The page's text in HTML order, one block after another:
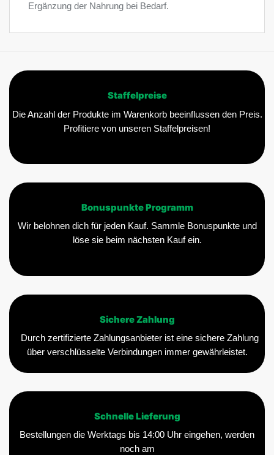
Ergänzung der Nahrung bei Bedarf.
Staffelpreise
Die Anzahl der Produkte im Warenkorb beeinflussen den Preis.
Profitiere von unseren Staffelpreisen!
Bonuspunkte Programm
Wir belohnen dich für jeden Kauf. Sammle Bonuspunkte und
löse sie beim nächsten Kauf ein.
Sichere Zahlung
Durch zertifizierte Zahlungsanbieter ist eine sichere Zahlung
über verschlüsselte Verbindungen immer gewährleistet.
Schnelle Lieferung
Bestellungen die Werktags bis 14:00 Uhr eingehen, werden
noch am